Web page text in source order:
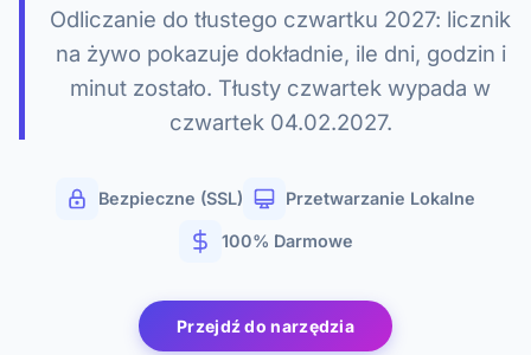
Odliczanie do tłustego czwartku 2027: licznik
na żywo pokazuje dokładnie, ile dni, godzin i
minut zostało. Tłusty czwartek wypada w
czwartek 04.02.2027.
Bezpieczne (SSL) Przetwarzanie Lokalne
100% Darmowe
Przejdź do narzędzia